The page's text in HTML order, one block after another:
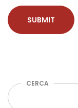
CERCA